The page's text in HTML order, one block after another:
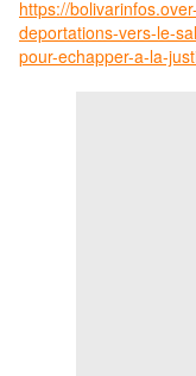
https://
deportations-vers-le-
pour-echapper-a-la-